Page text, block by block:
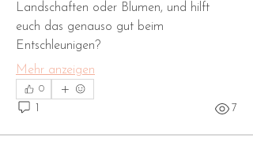
Landschaften oder Blumen, und hilft
euch das genauso gut beim
Entschleunigen?
Mehr anzeigen
0
1 7